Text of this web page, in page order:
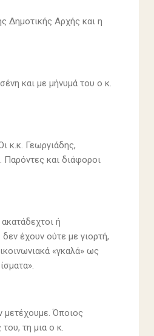
Δημοτικής Αρχής και η
και με μήνυμά του ο κ.
κ.κ. Γεωργιάδης,
και διάφοροι
ή
έχουν ούτε με γιορτή,
«γκαλά» ως
μετέχουμε. Όποιος
τη μια ο κ.